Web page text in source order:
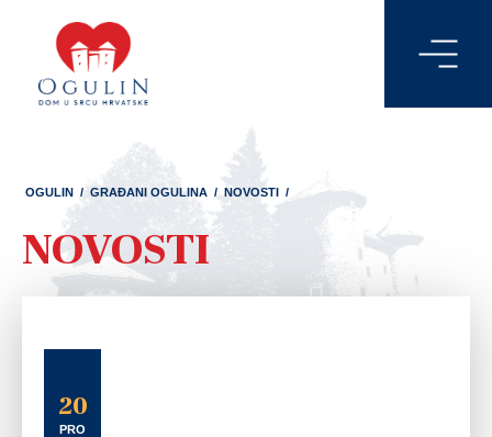
OGULIN / GRAĐANI OGULINA / NOVOSTI /
NOVOSTI
20
PRO